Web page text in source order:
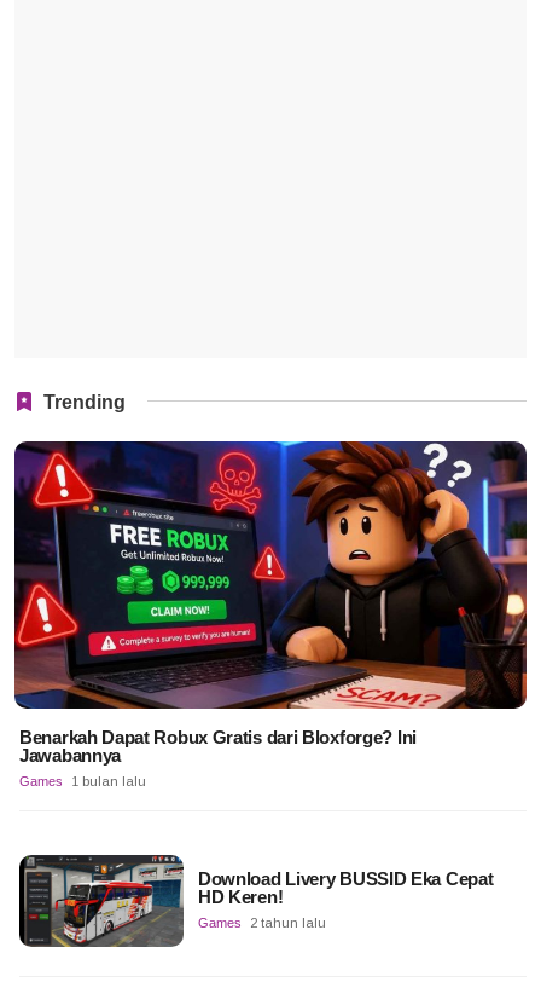
Trending
Benarkah Dapat Robux Gratis dari Bloxforge? Ini
Jawabannya
Games 1 bulan lalu
Download Livery BUSSID Eka Cepat
HD Keren!
Games 2 tahun lalu